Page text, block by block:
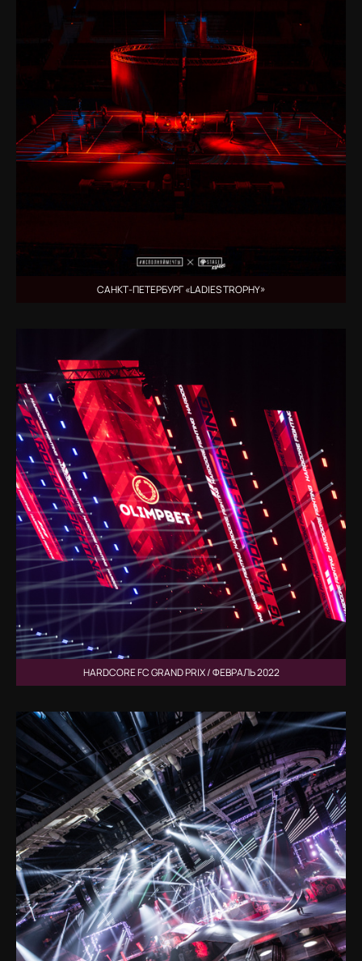
САНКТ-ПЕТЕРБУРГ «LADIES TROPHY»
HARDCORE FC GRAND PRIX / ФЕВРАЛЬ 2022